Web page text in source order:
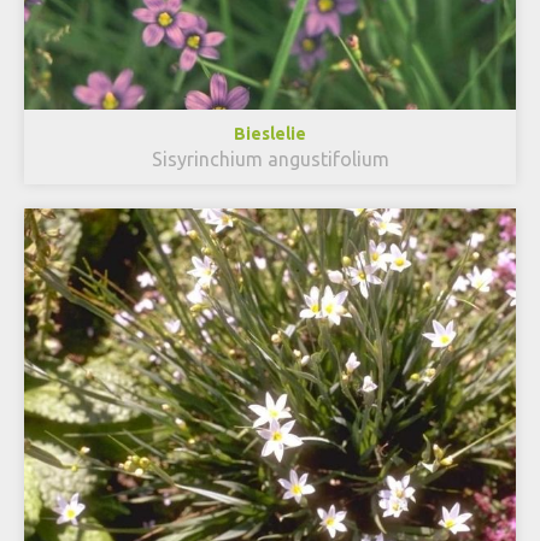
Bieslelie
Sisyrinchium angustifolium